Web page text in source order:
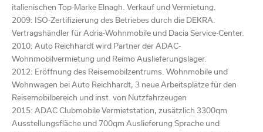
italienischen Top-Marke Elnagh. Verkauf und Vermietung.
2009: ISO-Zertifizierung des Betriebes durch die DEKRA.
Vertragshändler für Adria-Wohnmobile und Dacia Service-Center.
2010: Auto Reichhardt wird Partner der ADAC-
Wohnmobilvermietung und Reimo Auslieferungslager.
2012: Eröffnung des Reisemobilzentrums. Wohnmobile und
Wohnwagen bei Auto Reichhardt, 3 neue Arbeitsplätze für den
Reisemobilbereich und inst. von Nutzfahrzeugen
2015: ADAC Clubmobile Vermietstation, zusätzlich 3300qm
Ausstellungsfläche und 700qm Auslieferung Sprache und